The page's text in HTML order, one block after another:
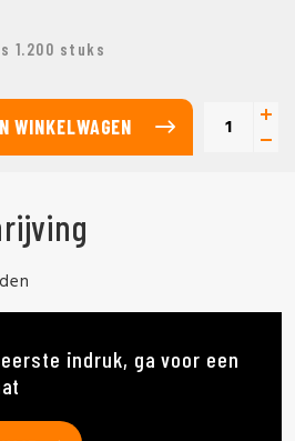
1.200 stuks
WINKELWAGEN
indruk, ga voor een